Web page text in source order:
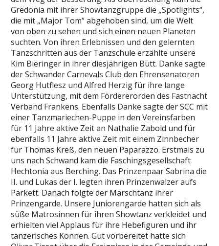
Gredonia mit ihrer Showtanzgruppe die „Spotlights“,
die mit „Major Tom“ abgehoben sind, um die Welt
von oben zu sehen und sich einen neuen Planeten
suchten. Von ihren Erlebnissen und den gelernten
Tanzschritten aus der Tanzschule erzählte unsere
Kim Bieringer in ihrer diesjährigen Bütt. Danke sagte
der Schwander Carnevals Club den Ehrensenatoren
Georg Hutflesz und Alfred Herzig für ihre lange
Unterstützung, mit dem Fördererorden des Fastnacht
Verband Frankens. Ebenfalls Danke sagte der SCC mit
einer Tanzmariechen-Puppe in den Vereinsfarben
für 11 Jahre aktive Zeit an Nathalie Zabold und für
ebenfalls 11 Jahre aktive Zeit mit einem Zinnbecher
für Thomas Kreß, den neuen Paparazzo. Erstmals zu
uns nach Schwand kam die Faschingsgesellschaft
Hechtonia aus Berching. Das Prinzenpaar Sabrina die
II. und Lukas der I. legten ihren Prinzenwalzer aufs
Parkett. Danach folgte der Marschtanz ihrer
Prinzengarde. Unsere Juniorengarde hatten sich als
süße Matrosinnen für ihren Showtanz verkleidet und
erhielten viel Applaus für ihre Hebefiguren und ihr
tänzerisches Können. Gut vorbereitet hatte sich